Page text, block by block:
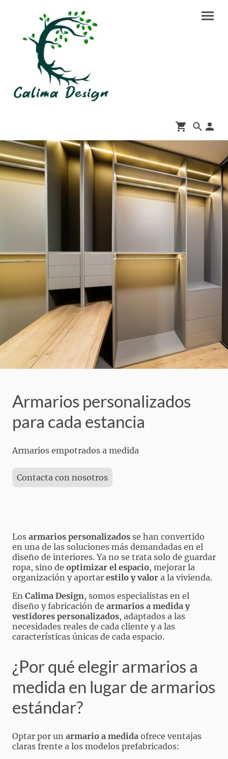
Armarios personalizados
para cada estancia
Armarios empotrados a medida
Contacta con nosotros
Los armarios personalizados se han convertido
en una de las soluciones más demandadas en el
diseño de interiores. Ya no se trata solo de guardar
ropa, sino de optimizar el espacio, mejorar la
organización y aportar estilo y valor a la vivienda.
En Calima Design, somos especialistas en el
diseño y fabricación de armarios a medida y
vestidores personalizados, adaptados a las
necesidades reales de cada cliente y a las
características únicas de cada espacio.
¿Por qué elegir armarios a
medida en lugar de armarios
estándar?
Optar por un armario a medida ofrece ventajas
claras frente a los modelos prefabricados: